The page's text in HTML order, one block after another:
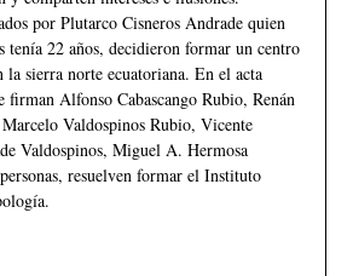
por Plutarco Cisneros Andrade quien
tenía 22 años, decidieron formar un centro
la sierra norte ecuatoriana. En el acta
firman Alfonso Cabascango Rubio, Renán
Valdospinos Rubio, Vicente
Valdospinos, Miguel A. Hermosa
resuelven formar el Instituto